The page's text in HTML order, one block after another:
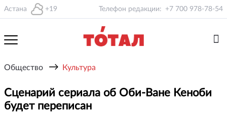
Астана +19 Телефон редакции: +7 700 978-78-54
Общество → Культура
Сценарий сериала об Оби-Ване Кеноби
будет переписан